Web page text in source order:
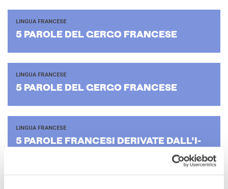
LINGUA FRANCESE
5 PA­RO­LE DEL GERGO FRAN­CE­SE
LINGUA FRANCESE
5 PA­RO­LE DEL GERGO FRAN­CE­SE
LINGUA FRANCESE
5 PA­RO­LE FRAN­CE­SI DE­RI­VA­TE DAL­L’I­